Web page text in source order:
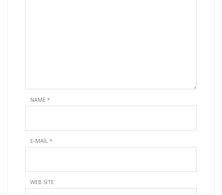
NAME *
E-MAIL *
WEB SITE